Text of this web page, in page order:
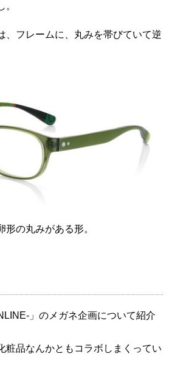
、フレームに、丸みを帯びていて逆
形の丸みがある形。
」のメガネ企画について紹介
粧品なんかともコラボしまくってい